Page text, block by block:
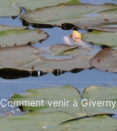
Comment venir à Giverny